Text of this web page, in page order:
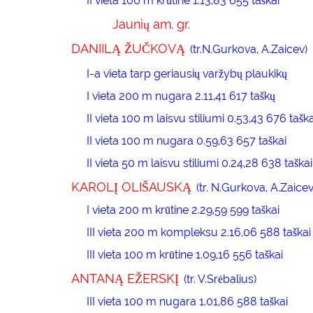
Jaunių am. gr.
DANIILĄ ŽUČKOVĄ (tr.N.Gurkova, A.Zaicev)
I-a vieta tarp geriausių varžybų plaukikų
I vieta 200 m nugara 2.11,41 617 taškų
II vieta 100 m laisvu stiliumi 0.53,43 676
II vieta 100 m nugara 0.59,63 657 taškai
II vieta 50 m laisvu stiliumi 0.24,28 638 taškai
KAROLĮ OLIŠAUSKĄ (tr. N.Gurkova,
I vieta 200 m krūtine 2.29,59 599 taškai
III vieta 200 m kompleksu 2.16,06 588 taškai
III vieta 100 m krūtine 1.09,16 556 taškai
ANTANĄ EŽERSKĮ (tr. V.Srėbalius)
III vieta 100 m nugara 1.01,86 588 taškai